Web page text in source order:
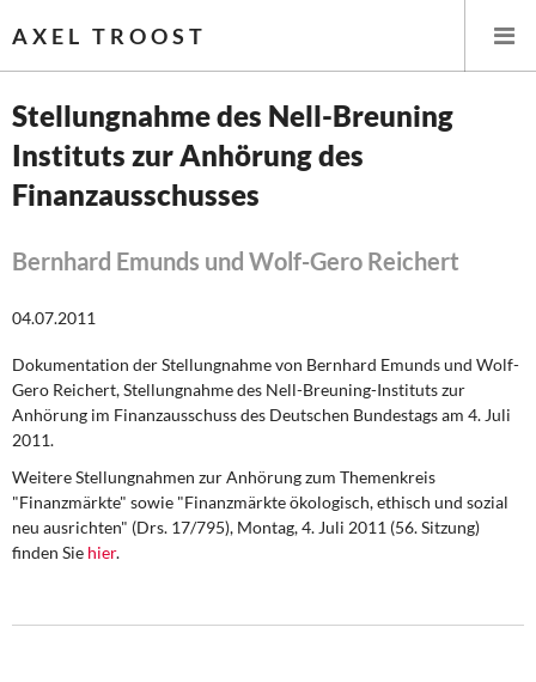
AXEL TROOST
Startseite
Leitlinien linker Wirtschafts- und Finanzpolitik
Wirtschaftspolitik
Steuer- und Finanzpolitik
Öffentliche Infrastruktur und Daseinsvorsorge
Eurokrise und Griechenland
DIE LINKE
Stellungnahme des Nell-Breuning
Instituts zur Anhörung des
Finanzausschusses
Bernhard Emunds und Wolf-Gero Reichert
04.07.2011
Dokumentation der Stellungnahme von Bernhard Emunds und Wolf-
Gero Reichert, Stellungnahme des Nell-Breuning-Instituts zur
Anhörung im Finanzausschuss des Deutschen Bundestags am 4. Juli
2011.
Weitere Stellungnahmen zur Anhörung zum Themenkreis
"Finanzmärkte" sowie "Finanzmärkte ökologisch, ethisch und sozial
neu ausrichten" (Drs. 17/795), Montag, 4. Juli 2011 (56. Sitzung)
finden Sie hier.